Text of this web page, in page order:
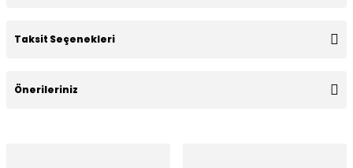
Taksit Seçenekleri
Önerileriniz